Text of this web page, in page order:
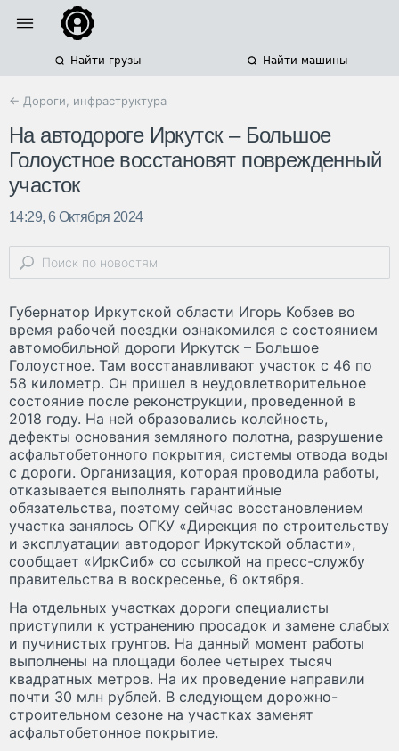
Найти грузы Найти машины
← Дороги, инфраструктура
На автодороге Иркутск – Большое
Голоустное восстановят поврежденный
участок
14:29, 6 Октября 2024
Губернатор Иркутской области Игорь Кобзев во
время рабочей поездки ознакомился с состоянием
автомобильной дороги Иркутск – Большое
Голоустное. Там восстанавливают участок с 46 по
58 километр. Он пришел в неудовлетворительное
состояние после реконструкции, проведенной в
2018 году. На ней образовались колейность,
дефекты основания земляного полотна, разрушение
асфальтобетонного покрытия, системы отвода воды
с дороги. Организация, которая проводила работы,
отказывается выполнять гарантийные
обязательства, поэтому сейчас восстановлением
участка занялось ОГКУ «Дирекция по строительству
и эксплуатации автодорог Иркутской области»,
сообщает «ИркСиб» со ссылкой на пресс-службу
правительства в воскресенье, 6 октября.
На отдельных участках дороги специалисты
приступили к устранению просадок и замене слабых
и пучинистых грунтов. На данный момент работы
выполнены на площади более четырех тысяч
квадратных метров. На их проведение направили
почти 30 млн рублей. В следующем дорожно-
строительном сезоне на участках заменят
асфальтобетонное покрытие.